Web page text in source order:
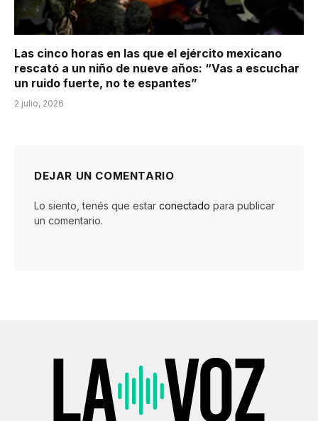
Las cinco horas en las que el ejército mexicano
rescató a un niño de nueve años: “Vas a escuchar
un ruido fuerte, no te espantes”
2 julio, 2026
DEJAR UN COMENTARIO
Lo siento, tenés que estar conectado para publicar
un comentario.